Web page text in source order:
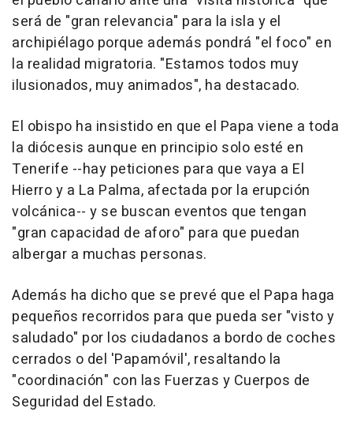
será de "gran relevancia" para la isla y el
archipiélago porque además pondrá "el foco" en
la realidad migratoria. "Estamos todos muy
ilusionados, muy animados", ha destacado.
El obispo ha insistido en que el Papa viene a toda
la diócesis aunque en principio solo esté en
Tenerife --hay peticiones para que vaya a El
Hierro y a La Palma, afectada por la erupción
volcánica-- y se buscan eventos que tengan
"gran capacidad de aforo" para que puedan
albergar a muchas personas.
Además ha dicho que se prevé que el Papa haga
pequeños recorridos para que pueda ser "visto y
saludado" por los ciudadanos a bordo de coches
cerrados o del 'Papamóvil', resaltando la
"coordinación" con las Fuerzas y Cuerpos de
Seguridad del Estado.